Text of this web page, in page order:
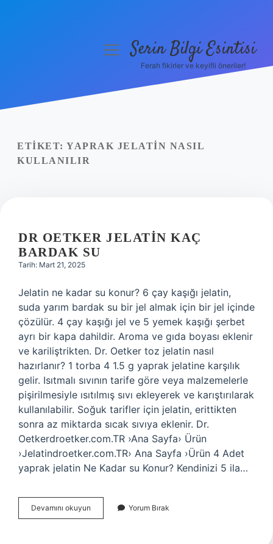
Yasal Uyarı
menüyüSerin Bilgi Esintisi
Ferah fikirler ve keyifli öneriler!
ETIKET: YAPRAK JELATIN NASIL
KULLANILIR
DR OETKER JELATIN KAÇ
BARDAK SU
Tarih: Mart 21, 2025
Jelatin ne kadar su konur? 6 çay kaşığı jelatin,
suda yarım bardak su bir jel almak için bir jel içinde
çözülür. 4 çay kaşığı jel ve 5 yemek kaşığı şerbet
ayrı bir kapa dahildir. Aroma ve gıda boyası eklenir
ve kariliştrikten. Dr. Oetker toz jelatin nasıl
hazırlanır? 1 torba 4 1.5 g yaprak jelatine karşılık
gelir. Isıtmalı sıvının tarife göre veya malzemelerle
pişirilmesiyle ısıtılmış sıvı ekleyerek ve karıştırılarak
kullanılabilir. Soğuk tarifler için jelatin, erittikten
sonra az miktarda sıcak sıvıya eklenir. Dr.
Oetkerdroetker.com.TR ›Ana Sayfa› Ürün
›Jelatindroetker.com.TR› Ana Sayfa ›Ürün 4 Adet
yaprak jelatin Ne Kadar su Konur? Kendinizi 5 ila…
Devamını okuyun
Oetker
Yorum Bırak